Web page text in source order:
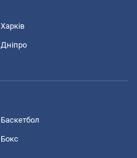
Харків
Дніпро
Баскетбол
Бокс